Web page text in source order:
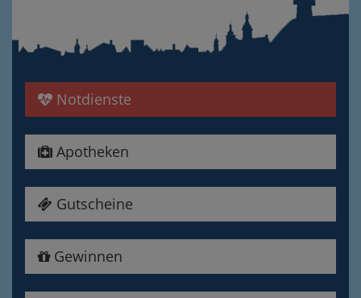
Notdienste
Apotheken
Gutscheine
Gewinnen